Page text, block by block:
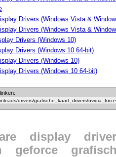
Drivers (Windows Vista &
Drivers (Windows Vista &
Drivers (Windows 10)
Drivers (Windows 10 64-bit)
Drivers (Windows 10)
Drivers (Windows 10 64-bit)
display
driver
geforce